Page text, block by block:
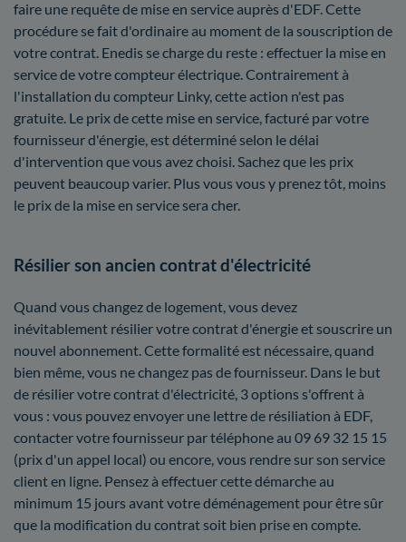
faire une requête de mise en service auprès d'EDF. Cette
procédure se fait d'ordinaire au moment de la souscription de
votre contrat. Enedis se charge du reste : effectuer la mise en
service de votre compteur électrique. Contrairement à
l'installation du compteur Linky, cette action n'est pas
gratuite. Le prix de cette mise en service, facturé par votre
fournisseur d'énergie, est déterminé selon le délai
d'intervention que vous avez choisi. Sachez que les prix
peuvent beaucoup varier. Plus vous vous y prenez tôt, moins
le prix de la mise en service sera cher.
Résilier son ancien contrat d'électricité
Quand vous changez de logement, vous devez
inévitablement résilier votre contrat d'énergie et souscrire un
nouvel abonnement. Cette formalité est nécessaire, quand
bien même, vous ne changez pas de fournisseur. Dans le but
de résilier votre contrat d'électricité, 3 options s'offrent à
vous : vous pouvez envoyer une lettre de résiliation à EDF,
contacter votre fournisseur par téléphone au 09 69 32 15 15
(prix d'un appel local) ou encore, vous rendre sur son service
client en ligne. Pensez à effectuer cette démarche au
minimum 15 jours avant votre déménagement pour être sûr
que la modification du contrat soit bien prise en compte.